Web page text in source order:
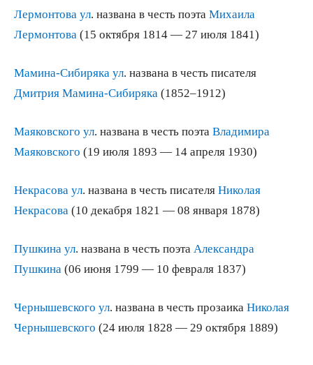
Лермонтова ул. названа в честь поэта Михаила
Лермонтова (15 октября 1814 — 27 июля 1841)
Мамина-Сибиряка ул. названа в честь писателя
Дмитрия Мамина-Сибиряка (1852–1912)
Маяковского ул. названа в честь поэта Владимира
Маяковского (19 июля 1893 — 14 апреля 1930)
Некрасова ул. названа в честь писателя Николая
Некрасова (10 декабря 1821 — 08 января 1878)
Пушкина ул. названа в честь поэта Александра
Пушкина (06 июня 1799 — 10 февраля 1837)
Чернышевского ул. названа в честь прозаика Николая
Чернышевского (24 июля 1828 — 29 октября 1889)